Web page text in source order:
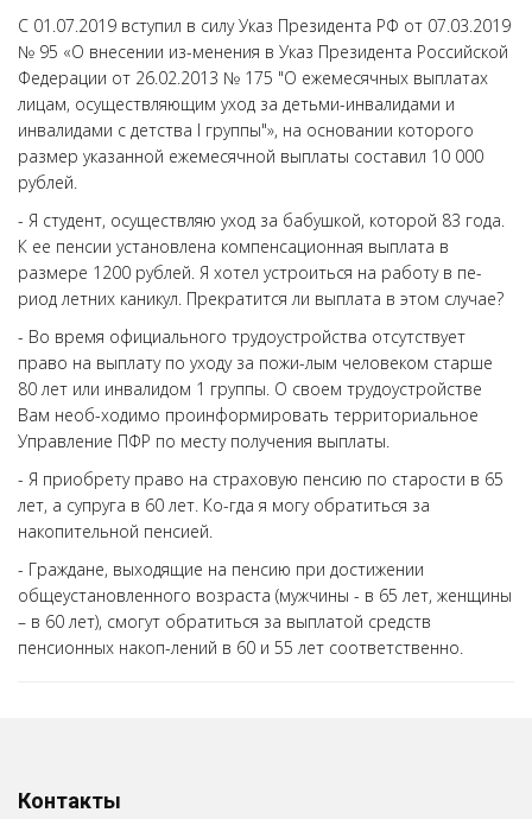
С 01.07.2019 вступил в силу Указ Президента РФ от 07.03.2019
№ 95 «О внесении из-менения в Указ Президента Российской
Федерации от 26.02.2013 № 175 "О ежемесячных выплатах
лицам, осуществляющим уход за детьми-инвалидами и
инвалидами с детства I группы"», на основании которого
размер указанной ежемесячной выплаты составил 10 000
рублей.
- Я студент, осуществляю уход за бабушкой, которой 83 года.
К ее пенсии установлена компенсационная выплата в
размере 1200 рублей. Я хотел устроиться на работу в пе-
риод летних каникул. Прекратится ли выплата в этом случае?
- Во время официального трудоустройства отсутствует
право на выплату по уходу за пожи-лым человеком старше
80 лет или инвалидом 1 группы. О своем трудоустройстве
Вам необ-ходимо проинформировать территориальное
Управление ПФР по месту получения выплаты.
- Я приобрету право на страховую пенсию по старости в 65
лет, а супруга в 60 лет. Ко-гда я могу обратиться за
накопительной пенсией.
- Граждане, выходящие на пенсию при достижении
общеустановленного возраста (мужчины - в 65 лет, женщины
– в 60 лет), смогут обратиться за выплатой средств
пенсионных накоп-лений в 60 и 55 лет соответственно.
Контакты